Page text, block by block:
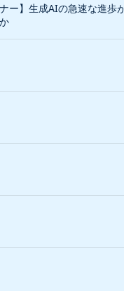
ー】生成AIの急速な進歩